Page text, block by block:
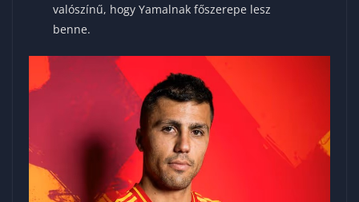
valószínű, hogy Yamalnak főszerepe lesz
benne.